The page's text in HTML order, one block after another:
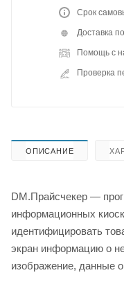
Срок
Доставка
Помощь с
Проверка
ОПИСАНИЕ
DM.Прайсчекер —
информационных
идентифицировать
экран информацию о
изображение, данные